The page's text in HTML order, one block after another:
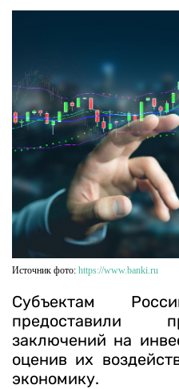
Источник фото: https://www.banki.ru
Субъектам
предоставили
заключений на
оценив их
экономику.